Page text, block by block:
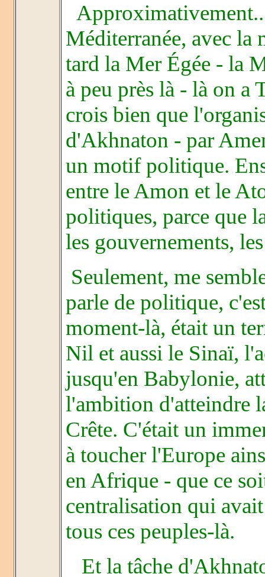
Méditerranée, avec la
tard la Mer Égée - la
à peu près là - là on a
crois bien que
d'Akhnaton - par
un motif politique.
entre le Amon et le
politiques, parce que
les gouvernements,
Seulement, me
parle de politique,
moment-là, était un
Nil et aussi le Sinaï,
jusqu'en Babylonie,
l'ambition d'atteindre
Crête. C'était un
à toucher l'Europe
en Afrique - que ce
centralisation qui
tous ces peuples-là.
Et la tâche